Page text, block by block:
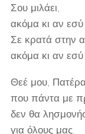
Σου μιλάει,
ακόμα κι αν
Σε κρατά στην
ακόμα κι αν εσύ
Θεέ μου,
που πάντα με
δεν θα
για όλους μας.